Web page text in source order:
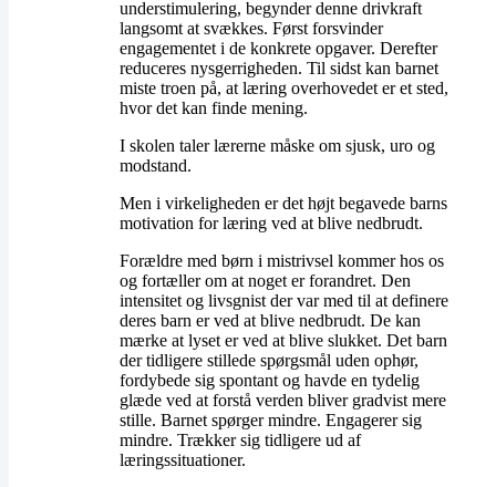
understimulering, begynder denne drivkraft
langsomt at svækkes. Først forsvinder
engagementet i de konkrete opgaver. Derefter
reduceres nysgerrigheden. Til sidst kan barnet
miste troen på, at læring overhovedet er et sted,
hvor det kan finde mening.
​I skolen taler lærerne måske om sjusk, uro og
modstand.
Men i virkeligheden er det højt begavede barns
motivation for læring ved at blive nedbrudt.
​Forældre med børn i mistrivsel kommer hos os
og fortæller om at noget er forandret. Den
intensitet og livsgnist der var med til at definere
deres barn er ved at blive nedbrudt. De kan
mærke at lyset er ved at blive slukket. Det barn
der tidligere stillede spørgsmål uden ophør,
fordybede sig spontant og havde en tydelig
glæde ved at forstå verden bliver gradvist mere
stille. Barnet spørger mindre. Engagerer sig
mindre. Trækker sig tidligere ud af
læringssituationer.